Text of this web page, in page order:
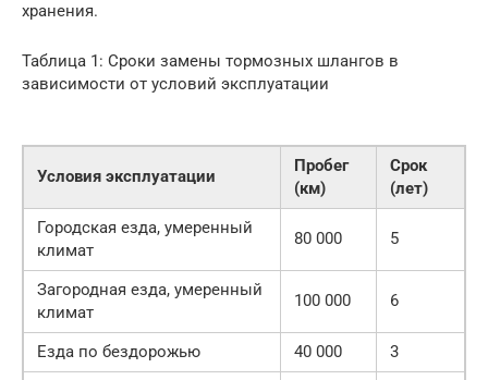
хранения.
Таблица 1: Сроки замены тормозных шлангов в
зависимости от условий эксплуатации
Условия эксплуатации
Пробег
(км)
Срок
(лет)
Городская езда, умеренный
климат
80 000 5
Загородная езда, умеренный
климат
100 000 6
Езда по бездорожью 40 000
3